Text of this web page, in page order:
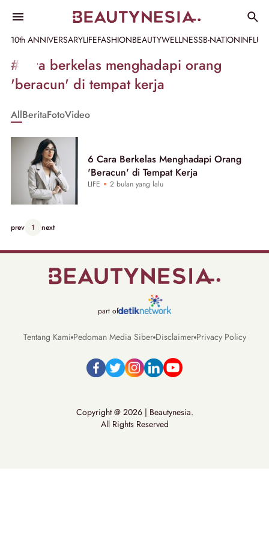
10th ANNIVERSARYLIFEFASHIONBEAUTYWELLNESSB-NATION
Informasi
[GET_DATA_TITLE]
Beautynesia
#cara berkelas menghadapi orang
'beracun' di tempat kerja
AllBeritaFotoVideo
6 Cara Berkelas Menghadapi Orang
'Beracun' di Tempat Kerja
LIFE 2 bulan yang lalu
prev 1 next
part of
Tentang Kami Pedoman Media Siber Disclaimer Privacy Policy
Copyright @ 2026 | Beautynesia.
All Rights Reserved